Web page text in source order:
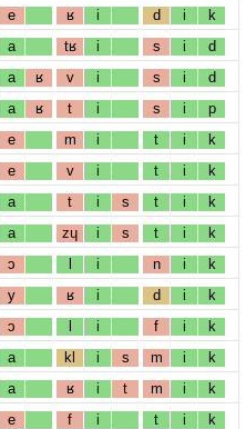
e ʁ i d i k
a tʁ i s i d
a ʁ v i s i d
a ʁ t i s i p
e m i t i k
e v i t i k
a t i s t i k
a zɥ i s t i k
ɔ l i n i k
y ʁ i d i k
ɔ l i f i k
a kl i s m i k
a ʁ i t m i k
e f i t i k